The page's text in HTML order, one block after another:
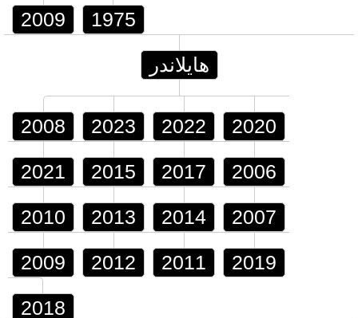
2009 1975
هايلاندر
2008 2023 2022 2020
2021 2015 2017 2006
2010 2013 2014 2007
2009 2012 2011 2019
2018